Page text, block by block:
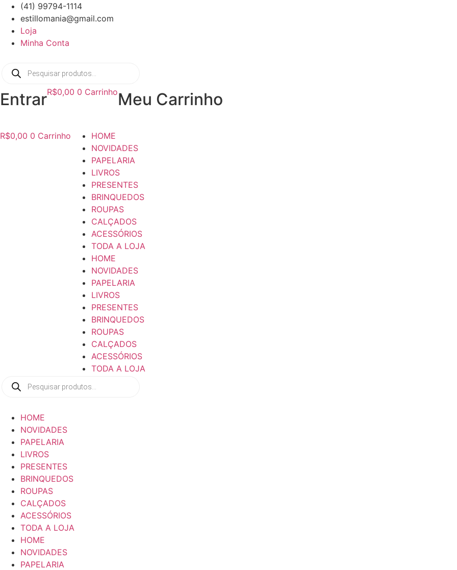
para
conteúdo
(41) 99794-1114
estillomania@gmail.com
Loja
Minha Conta
Pesquisar
produtos
EntrarR$0,00 0 CarrinhoMeu Carrinho
R$0,00 0 Carrinho
HOME
NOVIDADES
PAPELARIA
LIVROS
PRESENTES
BRINQUEDOS
ROUPAS
CALÇADOS
ACESSÓRIOS
TODA A LOJA
HOME
NOVIDADES
PAPELARIA
LIVROS
PRESENTES
BRINQUEDOS
ROUPAS
CALÇADOS
ACESSÓRIOS
TODA A LOJA
Pesquisar
produtos
HOME
NOVIDADES
PAPELARIA
LIVROS
PRESENTES
BRINQUEDOS
ROUPAS
CALÇADOS
ACESSÓRIOS
TODA A LOJA
HOME
NOVIDADES
PAPELARIA